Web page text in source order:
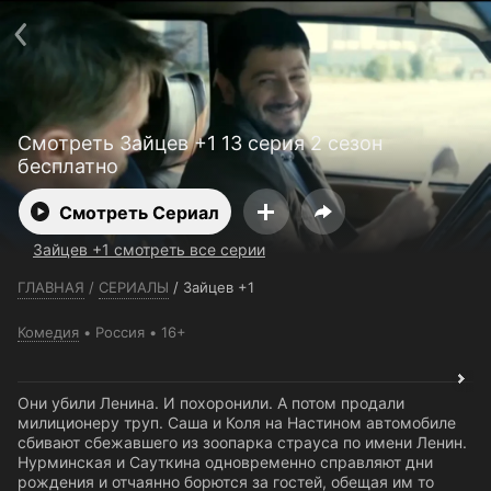
Смотреть Зайцев +1 13 серия 2 сезон
бесплатно
Смотреть Сериал
Зайцев +1 смотреть все серии
ГЛАВНАЯ / СЕРИАЛЫ / Зайцев +1
Комедия Россия 16+
Они убили Ленина. И похоронили. А потом продали
милиционеру труп. Саша и Коля на Настином автомобиле
сбивают сбежавшего из зоопарка страуса по имени Ленин.
Нурминская и Сауткина одновременно справляют дни
рождения и отчаянно борются за гостей, обещая им то
Телефон поддержки:+7 (727) 323 10 92
Пользовательское соглашение
Политика конфиденциальности
Открыть приложение
Ввести промокод